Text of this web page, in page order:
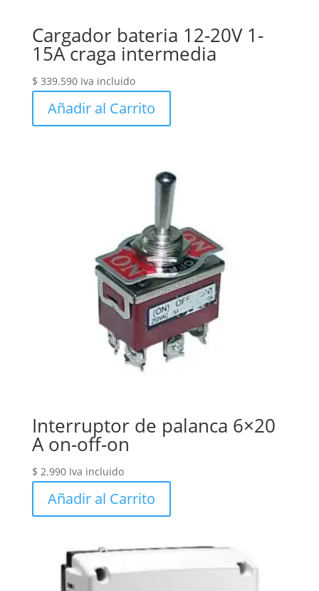
Cargador bateria 12-20V 1-
15A craga intermedia
$ 339.590 Iva incluido
Añadir al Carrito
Interruptor de palanca 6×20
A on-off-on
$ 2.990 Iva incluido
Añadir al Carrito